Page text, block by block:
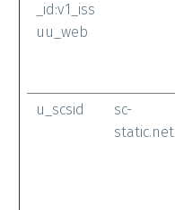
_id:v1_iss
uu_web
u_scsid
sc-
static.net